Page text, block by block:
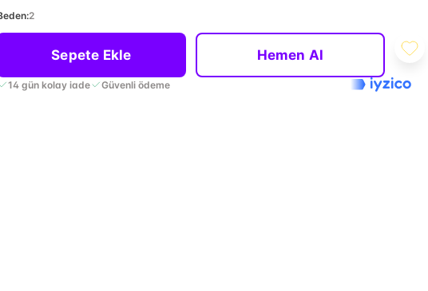
:2
Sepete Ekle Hemen Al
14 gün kolay iade Güvenli ödeme